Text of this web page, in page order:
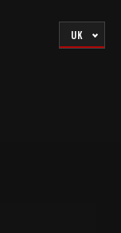
UK